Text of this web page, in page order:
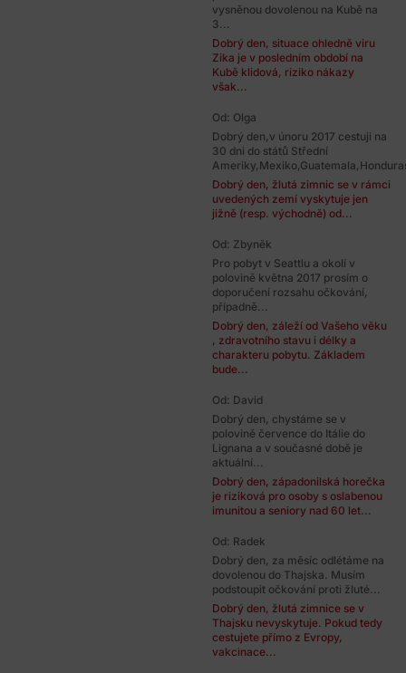
vysněnou dovolenou na Kubě na
3...
Dobrý den, situace ohledně viru
Zika je v posledním období na
Kubě klidová, riziko nákazy
však...
Od: Olga
Dobrý den,v únoru 2017 cestuji na
30 dni do států Střední
Dobrý den, žlutá zimnic se v rámci
uvedených zemí vyskytuje jen
jižně (resp. východně) od...
Od: Zbyněk
Pro pobyt v Seattlu a okolí v
polovině května 2017 prosím o
doporučení rozsahu očkování,
případně...
Dobrý den, záleží od Vašeho věku
, zdravotního stavu i délky a
charakteru pobytu. Základem
bude...
Od: David
Dobrý den, chystáme se v
polovině července do Itálie do
Lignana a v současné době je
aktuální...
Dobrý den, západonilská horečka
je riziková pro osoby s oslabenou
imunitou a seniory nad 60 let...
Od: Radek
Dobrý den, za měsíc odlétáme na
dovolenou do Thajska. Musím
podstoupit očkování proti žluté...
Dobrý den, žlutá zimnice se v
Thajsku nevyskytuje. Pokud tedy
cestujete přímo z Evropy,
vakcinace...